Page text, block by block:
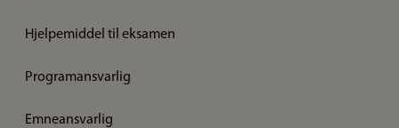
Hjelpemiddel til eksamen
Programansvarlig
Emneansvarlig